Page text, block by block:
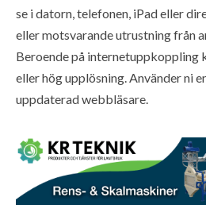
se i datorn, telefonen, iPad eller
eller motsvarande utrustning från
Beroende på internetuppkoppling
eller hög upplösning. Använder ni
uppdaterad webbläsare.